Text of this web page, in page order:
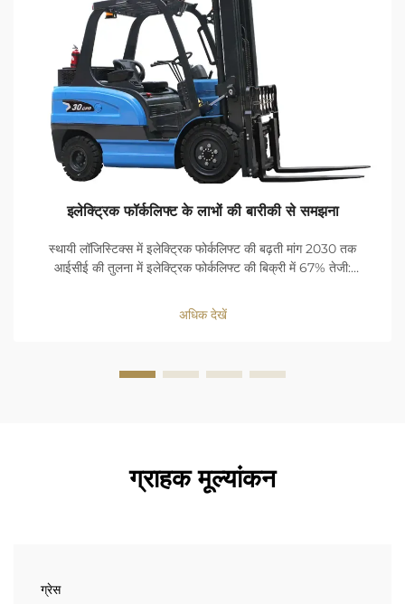
इलेक्ट्रिक फॉर्कलिफ्ट के लाभों की बारीकी से समझना
स्थायी लॉजिस्टिक्स में इलेक्ट्रिक फोर्कलिफ्ट की बढ़ती मांग 2030 तक
आईसीई की तुलना में इलेक्ट्रिक फोर्कलिफ्ट की बिक्री में 67% तेजी:
वैश्विक गति के कारण। वर्तमान में 43% भंडारगृह...
अधिक देखें
ग्राहक मूल्यांकन
ग्रेस